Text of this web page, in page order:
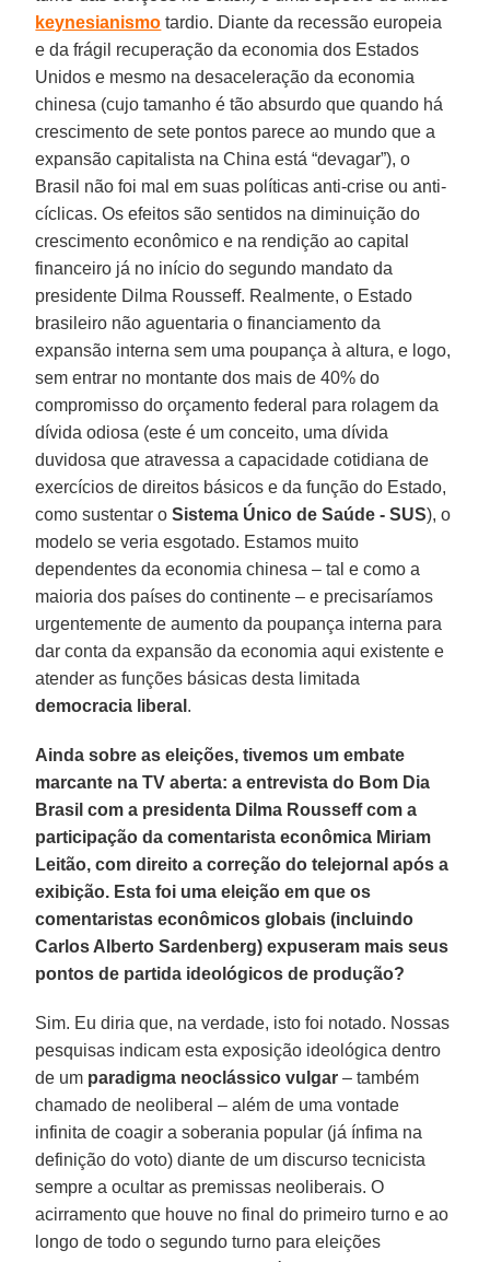
keynesianismo tardio. Diante da recessão europeia
e da frágil recuperação da economia dos Estados
Unidos e mesmo na desaceleração da economia
chinesa (cujo tamanho é tão absurdo que quando há
crescimento de sete pontos parece ao mundo que a
expansão capitalista na China está “devagar”), o
Brasil não foi mal em suas políticas anti-crise ou anti-
cíclicas. Os efeitos são sentidos na diminuição do
crescimento econômico e na rendição ao capital
financeiro já no início do segundo mandato da
presidente Dilma Rousseff. Realmente, o Estado
brasileiro não aguentaria o financiamento da
expansão interna sem uma poupança à altura, e logo,
sem entrar no montante dos mais de 40% do
compromisso do orçamento federal para rolagem da
dívida odiosa (este é um conceito, uma dívida
duvidosa que atravessa a capacidade cotidiana de
exercícios de direitos básicos e da função do Estado,
como sustentar oSistema Único de Saúde - SUS), o
modelo se veria esgotado. Estamos muito
dependentes da economia chinesa – tal e como a
maioria dos países do continente – e precisaríamos
urgentemente de aumento da poupança interna para
dar conta da expansão da economia aqui existente e
atender as funções básicas desta limitada
democracia liberal .
Ainda sobre as eleições, tivemos um embate
marcante na TV aberta: a entrevista do Bom Dia
Brasil com a presidenta Dilma Rousseff com a
participação da comentarista econômica Miriam
Leitão, com direito a correção do telejornal após a
exibição. Esta foi uma eleição em que os
comentaristas econômicos globais (incluindo
Carlos Alberto Sardenberg) expuseram mais seus
pontos de partida ideológicos de produção?
Sim. Eu diria que, na verdade, isto foi notado. Nossas
pesquisas indicam esta exposição ideológica dentro
de um paradigma neoclássico vulgar – também
chamado de neoliberal – além de uma vontade
infinita de coagir a soberania popular (já ínfima na
definição do voto) diante de um discurso tecnicista
sempre a ocultar as premissas neoliberais. O
acirramento que houve no final do primeiro turno e ao
longo de todo o segundo turno para eleições